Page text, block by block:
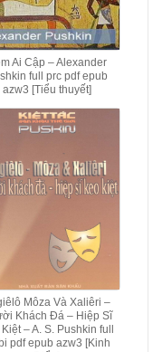
Ai Cập – Alexander
full prc pdf epub
azw3 [Tiểu thuyết]
Môza Và Xaliêri –
Khách Đá – Hiệp Sĩ
– A. S. Pushkin full
pdf epub azw3 [Kinh